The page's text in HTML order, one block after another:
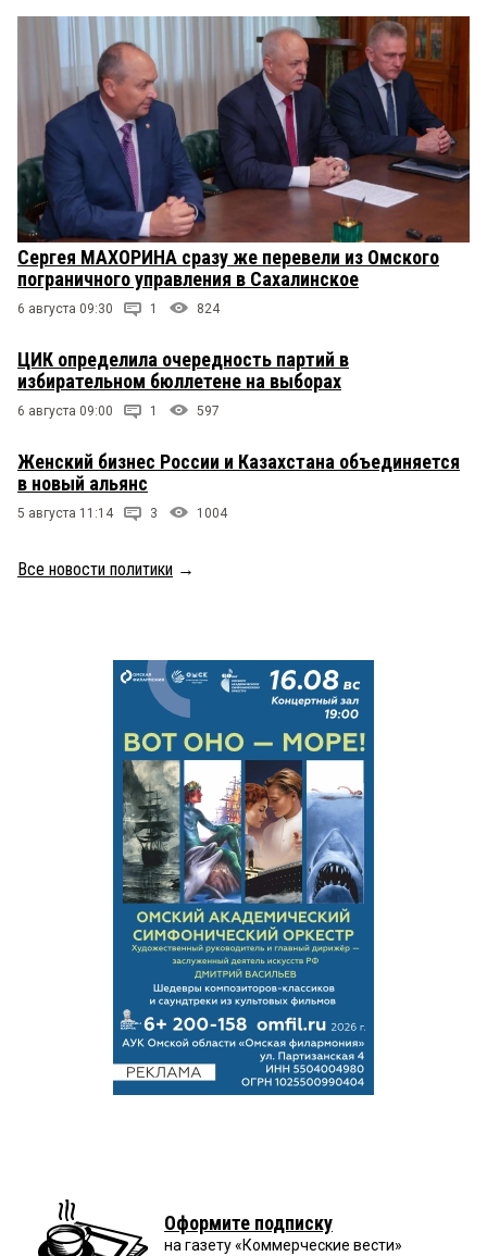
Сергея МАХОРИНА сразу же перевели из Омского
пограничного управления в Сахалинское
6 августа 09:30 1 824
ЦИК определила очередность партий в
избирательном бюллетене на выборах
6 августа 09:00 1 597
Женский бизнес России и Казахстана объединяется
в новый альянс
5 августа 11:14 3 1004
Все новости политики →
Оформите подписку
на газету «Коммерческие вести»